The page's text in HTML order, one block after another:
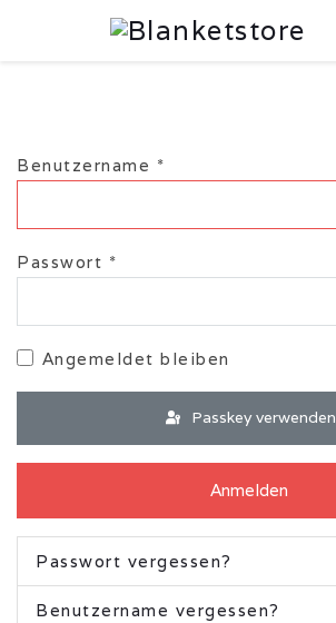
Benutzername *
Passwort *
Angemeldet bleiben
Passkey verwenden
Anmelden
Passwort vergessen?
Benutzername vergessen?